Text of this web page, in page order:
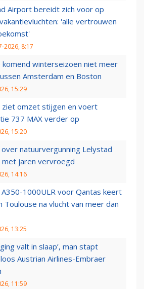
Airport bereidt zich voor op
'alle vertrouwen
2026, 8:17
komend winterseizoen niet meer
Amsterdam en Boston
15:29
ziet omzet stijgen en voert
737 MAX verder op
15:20
natuurvergunning Lelystad
jaren vervroegd
14:16
1000ULR voor Qantas keert
Toulouse na vlucht van meer dan
13:25
valt in slaap’, man stapt
Austrian Airlines-Embraer
11:59